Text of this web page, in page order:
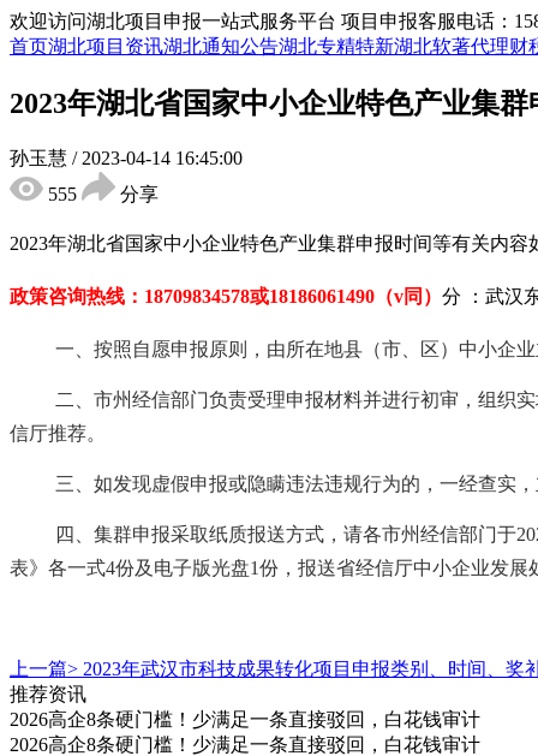
欢迎访问湖北项目申报一站式服务平台 项目申报客服电话：
首页湖北项目资讯湖北通知公告湖北专精特新湖北软著代理财
2023年湖北省国家中小企业特色产业集
孙玉慧 / 2023-04-14 16:45:00
555
分享
2023年湖北省国家中小企业特色产业集群申报时间等有关内
政策咨询热线： 18709834578或18186061490 （v同） 分 ：武汉
一、按照自愿申报原则，由所在地县（市、区）中小企
二、市州经信部门负责受理申报材料并进行初审，组织
信厅推荐。
三、如发现虚假申报或隐瞒违法违规行为的，一经查实
四、集群申报采取纸质报送方式，请各市州经信部门于
表》各一式4份及电子版光盘1份，报送省经信厅中小企业发
上一篇> 2023年武汉市科技成果转化项目申报类别、时间、奖
推荐资讯
2026高企8条硬门槛！少满足一条直接驳回，白花钱审计
2026高企8条硬门槛！少满足一条直接驳回，白花钱审计